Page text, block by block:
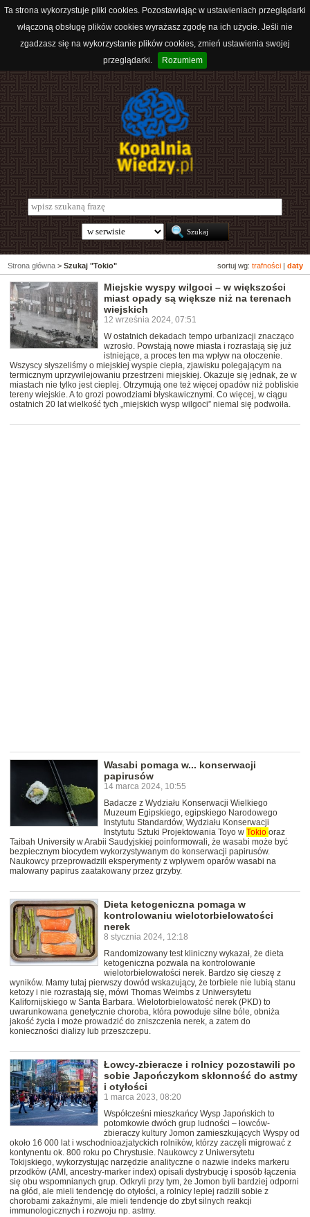
Ta strona wykorzystuje pliki cookies. Pozostawiając w ustawieniach przeglądarki
włączoną obsługę plików cookies wyrażasz zgodę na ich użycie. Jeśli nie
zgadzasz się na wykorzystanie plików cookies, zmień ustawienia swojej
przeglądarki.
Rozumiem
sortuj wg: trafności daty
Strona główna > Szukaj "Tokio"
Miejskie wyspy wilgoci – w większości
miast opady są większe niż na terenach
wiejskich
12 września 2024, 07:51
W ostatnich dekadach tempo urbanizacji znacząco
wzrosło. Powstają nowe miasta i rozrastają się już
istniejące, a proces ten ma wpływ na otoczenie.
Wszyscy słyszeliśmy o miejskiej wyspie ciepła, zjawisku polegającym na
termicznym uprzywilejowaniu przestrzeni miejskiej. Okazuje się jednak, że w
miastach nie tylko jest cieplej. Otrzymują one też więcej opadów niż pobliskie
tereny wiejskie. A to grozi powodziami błyskawicznymi. Co więcej, w ciągu
ostatnich 20 lat wielkość tych „miejskich wysp wilgoci” niemal się podwoiła.
Wasabi pomaga w... konserwacji
papirusów
14 marca 2024, 10:55
Badacze z Wydziału Konserwacji Wielkiego
Muzeum Egipskiego, egipskiego Narodowego
Instytutu Standardów, Wydziału Konserwacji
Instytutu Sztuki Projektowania Toyo w Tokio oraz
Taibah University w Arabii Saudyjskiej poinformowali, że wasabi może być
bezpiecznym biocydem wykorzystywanym do konserwacji papirusów.
Naukowcy przeprowadzili eksperymenty z wpływem oparów wasabi na
malowany papirus zaatakowany przez grzyby.
Dieta ketogeniczna pomaga w
kontrolowaniu wielotorbielowatości
nerek
8 stycznia 2024, 12:18
Randomizowany test kliniczny wykazał, że dieta
ketogeniczna pozwala na kontrolowanie
wielotorbielowatości nerek. Bardzo się cieszę z
wyników. Mamy tutaj pierwszy dowód wskazujący, że torbiele nie lubią stanu
ketozy i nie rozrastają się, mówi Thomas Weimbs z Uniwersytetu
Kalifornijskiego w Santa Barbara. Wielotorbielowatość nerek (PKD) to
uwarunkowana genetycznie choroba, która powoduje silne bóle, obniża
jakość życia i może prowadzić do zniszczenia nerek, a zatem do
konieczności dializy lub przeszczepu.
Łowcy-zbieracze i rolnicy pozostawili po
sobie Japończykom skłonność do astmy
i otyłości
1 marca 2023, 08:20
Współcześni mieszkańcy Wysp Japońskich to
potomkowie dwóch grup ludności – łowców-
zbieraczy kultury Jomon zamieszkujących Wyspy od
około 16 000 lat i wschodnioazjatyckich rolników, którzy zaczęli migrować z
kontynentu ok. 800 roku po Chrystusie. Naukowcy z Uniwersytetu
Tokijskiego, wykorzystując narzędzie analityczne o nazwie indeks markeru
przodków (AMI, ancestry-marker index) opisali dystrybucję i sposób łączenia
się obu wspomnianych grup. Odkryli przy tym, że Jomon byli bardziej odporni
na głód, ale mieli tendencję do otyłości, a rolnicy lepiej radzili sobie z
chorobami zakaźnymi, ale mieli tendencje do zbyt silnych reakcji
immunologicznych i rozwoju np. astmy.